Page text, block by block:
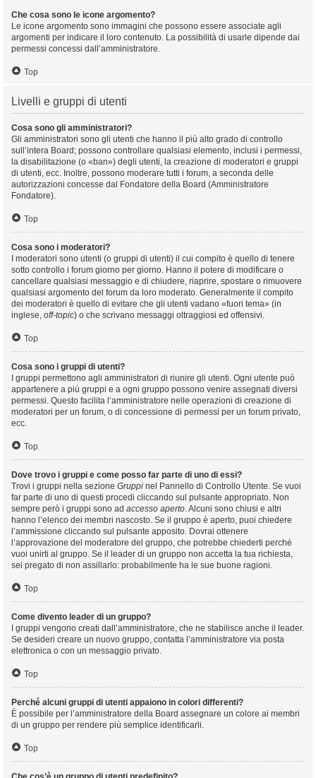
Che cosa sono le icone argomento?
Le icone argomento sono immagini che possono essere associate agli
argomenti per indicare il loro contenuto. La possibilità di usarle dipende dai
permessi concessi dall’amministratore.
Top
Livelli e gruppi di utenti
Cosa sono gli amministratori?
Gli amministratori sono gli utenti che hanno il più alto grado di controllo
sull’intera Board; possono controllare qualsiasi elemento, inclusi i permessi,
la disabilitazione (o «ban») degli utenti, la creazione di moderatori e gruppi
di utenti, ecc. Inoltre, possono moderare tutti i forum, a seconda delle
autorizzazioni concesse dal Fondatore della Board (Amministratore
Fondatore).
Top
Cosa sono i moderatori?
I moderatori sono utenti (o gruppi di utenti) il cui compito è quello di tenere
sotto controllo i forum giorno per giorno. Hanno il potere di modificare o
cancellare qualsiasi messaggio e di chiudere, riaprire, spostare o rimuovere
qualsiasi argomento del forum da loro moderato. Generalmente il compito
dei moderatori è quello di evitare che gli utenti vadano «fuori tema» (in
inglese, off-topic) o che scrivano messaggi oltraggiosi ed offensivi.
Top
Cosa sono i gruppi di utenti?
I gruppi permettono agli amministratori di riunire gli utenti. Ogni utente può
appartenere a più gruppi e a ogni gruppo possono venire assegnati diversi
permessi. Questo facilita l’amministratore nelle operazioni di creazione di
moderatori per un forum, o di concessione di permessi per un forum privato,
ecc.
Top
Dove trovo i gruppi e come posso far parte di uno di essi?
Trovi i gruppi nella sezione Gruppi nel Pannello di Controllo Utente. Se vuoi
far parte di uno di questi procedi cliccando sul pulsante appropriato. Non
sempre però i gruppi sono ad accesso aperto. Alcuni sono chiusi e altri
hanno l’elenco dei membri nascosto. Se il gruppo è aperto, puoi chiedere
l’ammissione cliccando sul pulsante apposito. Dovrai ottenere
l’approvazione del moderatore del gruppo, che potrebbe chiederti perché
vuoi unirti al gruppo. Se il leader di un gruppo non accetta la tua richiesta,
sei pregato di non assillarlo: probabilmente ha le sue buone ragioni.
Top
Come divento leader di un gruppo?
I gruppi vengono creati dall’amministratore, che ne stabilisce anche il leader.
Se desideri creare un nuovo gruppo, contatta l’amministratore via posta
elettronica o con un messaggio privato.
Top
Perché alcuni gruppi di utenti appaiono in colori differenti?
È possibile per l’amministratore della Board assegnare un colore ai membri
di un gruppo per rendere più semplice identificarli.
Top